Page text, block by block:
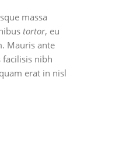
massa
tortor, eu
Mauris ante
facilisis nibh
erat in nisl